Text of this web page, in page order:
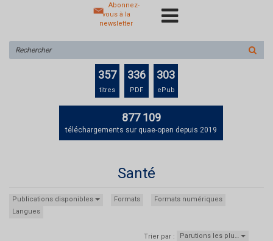
Abonnez-
vous à la
newsletter
sur
le
357
titres
336
PDF
303
ePub
877 109
téléchargements sur quae-open depuis 2019
Santé
Publications disponibles Formats
Formats numériques
Langues
Trier par : Parutions les plu…